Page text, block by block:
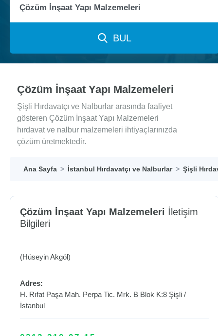
BUL
Çözüm İnşaat Yapı Malzemeleri
Şişli Hırdavatçı ve Nalburlar arasında faaliyet
gösteren Çözüm İnşaat Yapı Malzemeleri
hırdavat ve nalbur malzemeleri ihtiyaçlarınızda
çözüm üretmektedir.
Ana Sayfa İstanbul Hırdavatçı ve Nalburlar Şişli
Çözüm İnşaat Yapı Malzemeleri İletişim
Bilgileri
(Hüseyin Akgöl)
Adres:
H. Rıfat Paşa Mah. Perpa Tic. Mrk. B Blok K:8 Şişli /
İstanbul